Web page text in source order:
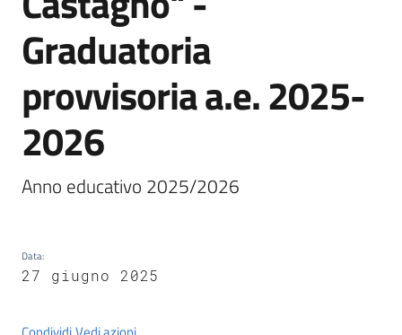
Vivere
Castel
del
Rio
line
Graduatoria
provvisoria a.e. 2025-
2026
Anno educativo 2025/2026
Data:
27 giugno 2025